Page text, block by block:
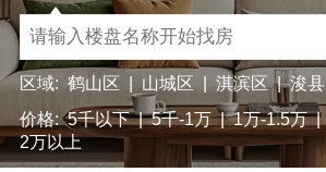
区域: 鹤山区 山城区 淇滨区 | 浚县
价格:5千以下 | 5千-1万 | 1万-1.5万 |
2万以上